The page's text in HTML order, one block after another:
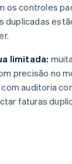
os controles
duplicadas
limitada:
precisão no
auditoria
faturas